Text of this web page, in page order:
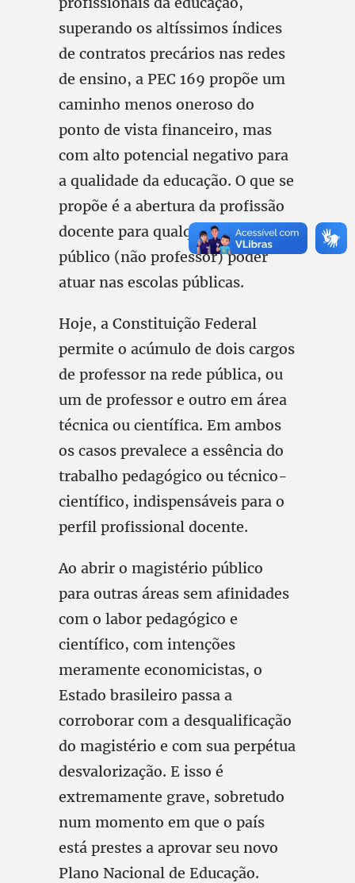
superando os altíssimos índices
de contratos precários nas redes
de ensino, a PEC 169 propõe um
caminho menos oneroso do
ponto de vista financeiro, mas
com alto potencial negativo para
a qualidade da educação. O que se
propõe é a abertura da profissão
docente para qualquer servidor
público (não professor) poder
atuar nas escolas públicas.
Hoje, a Constituição Federal
permite o acúmulo de dois cargos
de professor na rede pública, ou
um de professor e outro em área
técnica ou científica. Em ambos
os casos prevalece a essência do
trabalho pedagógico ou técnico-
científico, indispensáveis para o
perfil profissional docente.
Ao abrir o magistério público
para outras áreas sem afinidades
com o labor pedagógico e
científico, com intenções
meramente economicistas, o
Estado brasileiro passa a
corroborar com a desqualificação
do magistério e com sua perpétua
desvalorização. E isso é
extremamente grave, sobretudo
num momento em que o país
está prestes a aprovar seu novo
Plano Nacional de Educação.